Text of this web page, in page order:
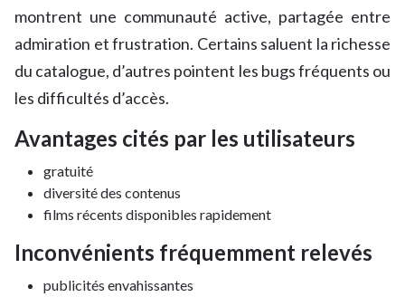
montrent une communauté active, partagée entre
admiration et frustration. Certains saluent la richesse
du catalogue, d’autres pointent les bugs fréquents ou
les difficultés d’accès.
Avantages cités par les utilisateurs
gratuité
diversité des contenus
films récents disponibles rapidement
Inconvénients fréquemment relevés
publicités envahissantes